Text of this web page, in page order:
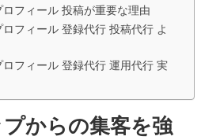
フィール 投稿が重要な理由
フィール 登録代行 投稿代行 よ
フィール 登録代行 運用代行 実
からの集客を強